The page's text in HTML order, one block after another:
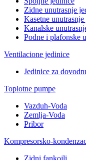
Zidne unutrasnje
Kasetne
Kanalske
Podne i plafonske
Ventilacione jedinice
Jedinice za
Toplotne pumpe
Vazduh-Voda
Zemlja-Voda
Pribor
Kompresorsko-